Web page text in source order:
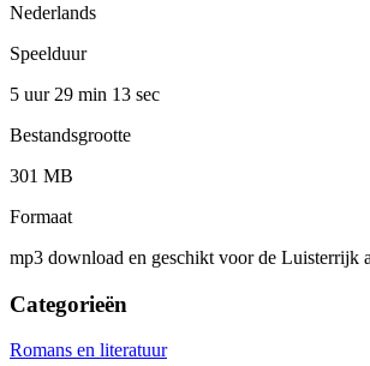
Nederlands
Speelduur
5 uur 29 min 13 sec
Bestandsgrootte
301 MB
Formaat
mp3 download en geschikt voor de Luisterrijk
Categorieën
Romans en literatuur